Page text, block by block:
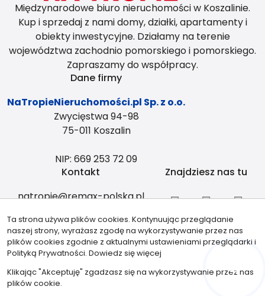
Międzynarodowe biuro nieruchomości w Koszalinie.
Kup i sprzedaj z nami domy, działki, apartamenty i
obiekty inwestycyjne. Działamy na terenie
województwa zachodnio pomorskiego i pomorskiego.
Zapraszamy do współpracy.
Dane firmy
NaTropieNieruchomości.pl Sp. z o.o.
Zwycięstwa 94-98
75-011 Koszalin
NIP: 669 253 72 09
Kontakt
natropie@remax-polska.pl
+48 883 334 408
Znajdziesz nas tu
Partnerzy
Ta strona używa plików cookies. Kontynuując przeglądanie
naszej strony, wyrażasz zgodę na wykorzystywanie przez nas
plików cookies zgodnie z aktualnymi ustawieniami przeglądarki i
Polityką Prywatności. Dowiedz się więcej
Klikając "Akceptuję" zgadzasz się na wykorzystywanie przez nas
plików cookie.
Hej! Chętnie Ci pomogę